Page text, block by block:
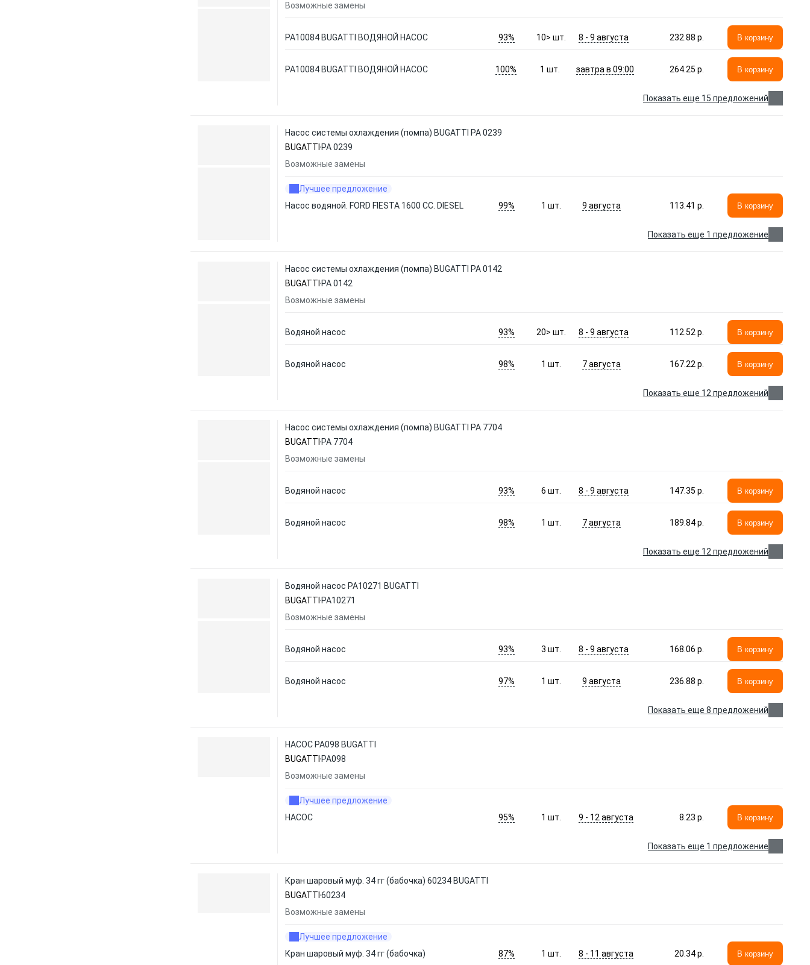
Возможные замены
PA10084 BUGATTI ВОДЯНОЙ НАСОС 93% 10>шт. 8 - 9 августа 232.88 p. В корзину
PA10084 BUGATTI ВОДЯНОЙ НАСОС 100% 1шт. завтра в 09:00 264.25 p. В корзину
Показать еще 15 предложений
Насос системы охлаждения (помпа) BUGATTI PA 0239
BUGATTI PA 0239
Возможные замены
Лучшее предложение
Насос водяной. FORD FIESTA 1600 CC. DIESEL
99% 1шт. 9 августа 113.41 p. В корзину
Показать еще 1 предложение
Насос системы охлаждения (помпа) BUGATTI PA 0142
BUGATTI PA 0142
Возможные замены
Водяной насос 93% 20>шт. 8 - 9 августа 112.52 p. В корзину
Водяной насос 98% 1шт. 7 августа 167.22 p. В корзину
Показать еще 12 предложений
Насос системы охлаждения (помпа) BUGATTI PA 7704
BUGATTI PA 7704
Возможные замены
Водяной насос 93% 6шт. 8 - 9 августа 147.35 p. В корзину
Водяной насос 98% 1шт. 7 августа 189.84 p. В корзину
Показать еще 12 предложений
Водяной насос PA10271 BUGATTI
BUGATTI PA10271
Возможные замены
Водяной насос 93% 3шт. 8 - 9 августа 168.06 p. В корзину
Водяной насос 97% 1шт. 9 августа 236.88 p. В корзину
Показать еще 8 предложений
НАСОС PA098 BUGATTI
BUGATTI PA098
Возможные замены
Лучшее предложение
НАСОС
95% 1шт. 9 - 12 августа 8.23 p. В корзину
Показать еще 1 предложение
Кран шаровый муф. 34 гг (бабочка) 60234 BUGATTI
BUGATTI 60234
Возможные замены
Лучшее предложение
Кран шаровый муф. 34 гг (бабочка)
87% 1шт. 8 - 11 августа 20.34 p. В корзину